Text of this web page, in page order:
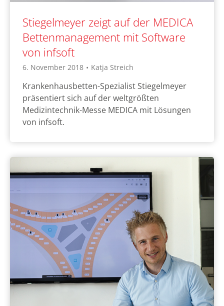
Stiegelmeyer zeigt auf der MEDICA
Bettenmanagement mit Software
von infsoft
6. November 2018 • Katja Streich
Krankenhausbetten-Spezialist Stiegelmeyer
präsentiert sich auf der weltgrößten
Medizintechnik-Messe MEDICA mit Lösungen
von infsoft.